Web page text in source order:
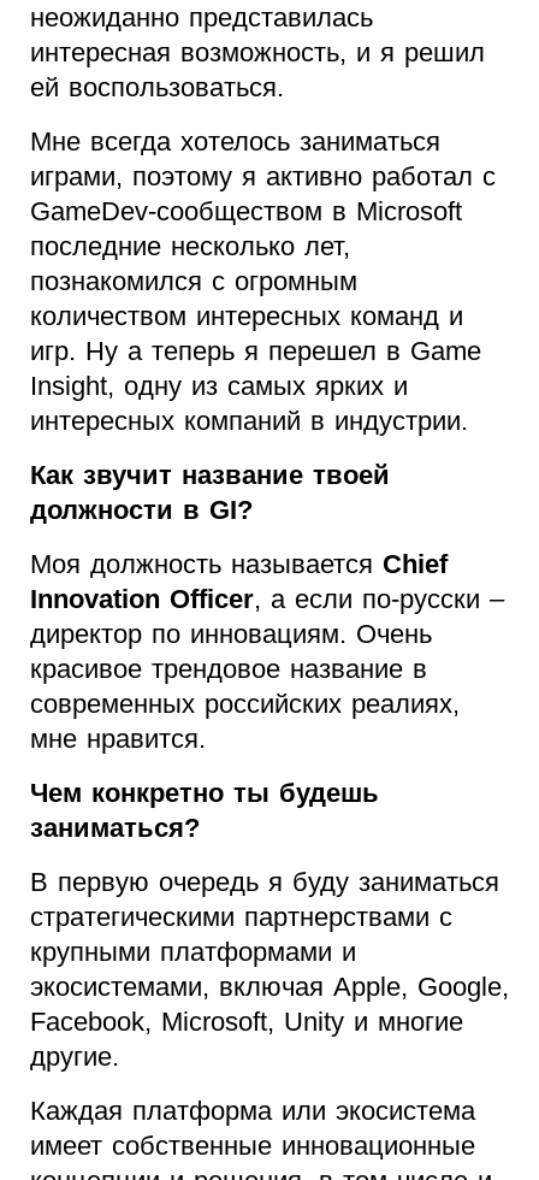
неожиданно представилась
интересная возможность, и я решил
ей воспользоваться.
Мне всегда хотелось заниматься
играми, поэтому я активно работал с
GameDev-сообществом в Microsoft
последние несколько лет,
познакомился с огромным
количеством интересных команд и
игр. Ну а теперь я перешел в Game
Insight, одну из самых ярких и
интересных компаний в индустрии.
Как звучит название твоей
должности в GI?
Моя должность называется Chief
Innovation Officer, а если по-русски –
директор по инновациям. Очень
красивое трендовое название в
современных российских реалиях,
мне нравится.
Чем конкретно ты будешь
заниматься?
В первую очередь я буду заниматься
стратегическими партнерствами с
крупными платформами и
экосистемами, включая Apple, Google,
Facebook, Microsoft, Unity и многие
другие.
Каждая платформа или экосистема
имеет собственные инновационные